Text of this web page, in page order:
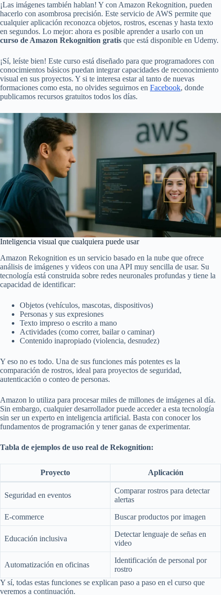
¡Las imágenes también hablan! Y con Amazon Rekognition, pueden
hacerlo con asombrosa precisión. Este servicio de AWS permite que
cualquier aplicación reconozca objetos, rostros, escenas y hasta texto
en segundos. Lo mejor: ahora es posible aprender a usarlo con un
curso de Amazon Rekognition gratis que está disponible en Udemy.
¡Sí, leíste bien! Este curso está diseñado para que programadores con
conocimientos básicos puedan integrar capacidades de reconocimiento
visual en sus proyectos. Y si te interesa estar al tanto de nuevas
formaciones como esta, no olvides seguirnos en Facebook, donde
publicamos recursos gratuitos todos los días.
Inteligencia visual que cualquiera puede usar
Amazon Rekognition es un servicio basado en la nube que ofrece
análisis de imágenes y videos con una API muy sencilla de usar. Su
tecnología está construida sobre redes neuronales profundas y tiene la
capacidad de identificar:
Objetos (vehículos, mascotas, dispositivos)
Personas y sus expresiones
Texto impreso o escrito a mano
Actividades (como correr, bailar o caminar)
Contenido inapropiado (violencia, desnudez)
Y eso no es todo. Una de sus funciones más potentes es la
comparación de rostros, ideal para proyectos de seguridad,
autenticación o conteo de personas.
Amazon lo utiliza para procesar miles de millones de imágenes al día.
Sin embargo, cualquier desarrollador puede acceder a esta tecnología
sin ser un experto en inteligencia artificial. Basta con conocer los
fundamentos de programación y tener ganas de experimentar.
Tabla de ejemplos de uso real de Rekognition:
Proyecto Aplicación
Seguridad en eventos
Comparar rostros para detectar
alertas
E-commerce Buscar productos por imagen
Educación inclusiva
Detectar lenguaje de señas en
video
Automatización en oficinas
Identificación de personal por
rostro
Y sí, todas estas funciones se explican paso a paso en el curso que
veremos a continuación.